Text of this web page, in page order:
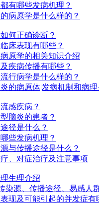
有哪些发病机理？
病原学是什么样的？
何正确诊断？
床表现有哪些？
原学的相关知识介绍
疾病传播有哪些？
行病学是什么样的？
的病原体|发病机制和病理
感疾病？
脑炎的患者？
径是什么？
些发病机理？
与传播途径是什么？
、对症治疗及注意事项
生理介绍
染源、传播途径、易感人
现及可能引起的并发症有